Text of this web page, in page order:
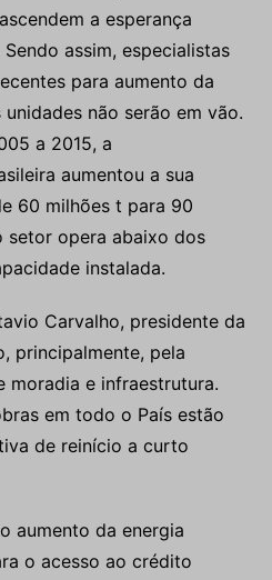
a esperança
assim, especialistas
para aumento da
não serão em vão.
a 2015, a
aumentou a sua
60 milhões t para 90
setor opera abaixo dos
instalada.
Carvalho, presidente da
principalmente, pela
moradia e infraestrutura.
em todo o País estão
de reinício a curto
aumento da energia
o acesso ao crédito